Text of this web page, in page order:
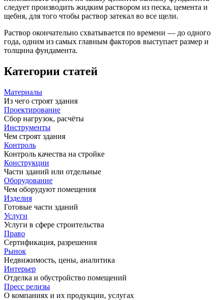
следует производить жидким раствором из песка, цемента и
щебня, для того чтобы раствор затекал во все щели.
Раствор окончательно схватывается по времени — до одного
года, одним из самых главным факторов выступает размер и
толщина фундамента.
Категории статей
Материалы
Из чего строят здания
Проектирование
Сбор нагрузок, расчёты
Инструменты
Чем строят здания
Контроль
Контроль качества на стройке
Конструкции
Части зданий или отдельные
Оборудование
Чем оборудуют помещения
Изделия
Готовые части зданий
Услуги
Услуги в сфере строительства
Право
Сертификация, разрешения
Рынок
Недвижимость, цены, аналитика
Интерьер
Отделка и обустройство помещений
Пресс релизы
О компаниях и их продукции, услугах